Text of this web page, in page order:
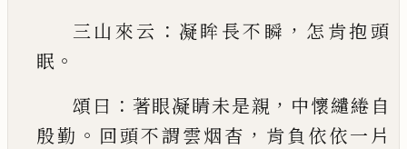
三山來云 ： 凝眸長不瞬 ， 怎肯抱頭
眠 。
頌曰 ： 著眼凝睛未是親 ， 中懷繾綣自
殷勤 。 回頭不謂雲烟杳 ， 肯負依依一片